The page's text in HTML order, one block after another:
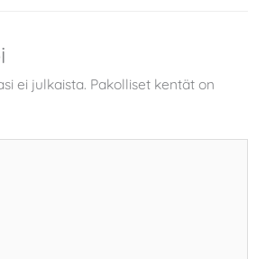
ei julkaista. Pakolliset kentät on